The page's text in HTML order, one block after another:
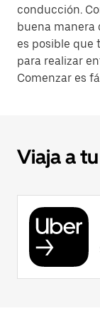
conducción.
buena manera
es posible que
para realizar
Comenzar es
Viaja a